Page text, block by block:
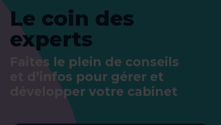
Le coin des
experts
Faites le plein de conseils
et d’infos pour gérer et
développer votre cabinet